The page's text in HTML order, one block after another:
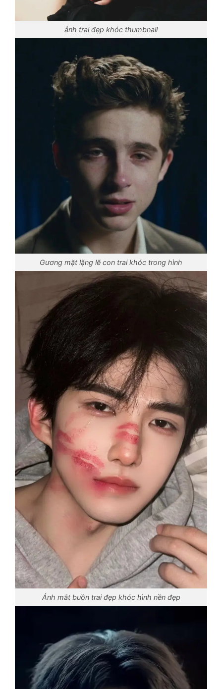
ảnh trai đẹp khóc thumbnail
Gương mặt lặng lẽ con trai khóc trong hình
Ánh mắt buồn trai đẹp khóc hình nền đẹp